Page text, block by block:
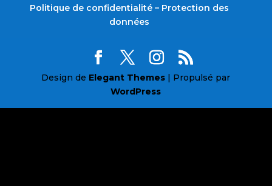
Politique de confidentialité – Protection des
données
Design de Elegant Themes | Propulsé par
WordPress